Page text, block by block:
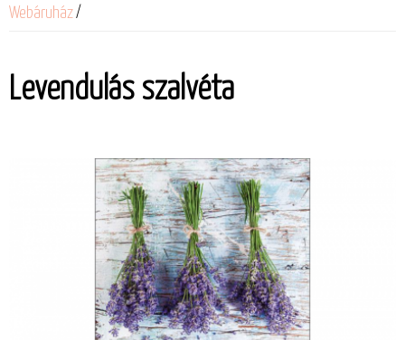
Webáruház/
Levendulás szalvéta